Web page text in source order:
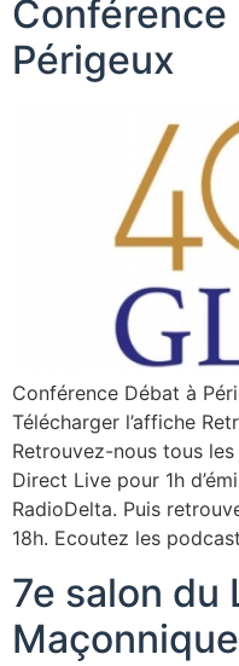
Conférence
Périgeux
Conférence Débat à
Télécharger l’affiche
Retrouvez-nous tous
Direct Live pour 1h
RadioDelta. Puis
18h. Ecoutez les
7e salon du